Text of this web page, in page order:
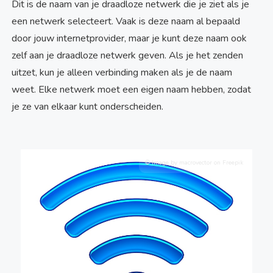
Dit is de naam van je draadloze netwerk die je ziet als je
een netwerk selecteert. Vaak is deze naam al bepaald
door jouw internetprovider, maar je kunt deze naam ook
zelf aan je draadloze netwerk geven. Als je het zenden
uitzet, kun je alleen verbinding maken als je de naam
weet. Elke netwerk moet een eigen naam hebben, zodat
je ze van elkaar kunt onderscheiden.
© Image by macrovector on Freepik